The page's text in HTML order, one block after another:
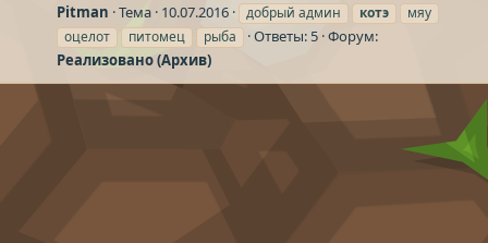
Pitman Тема 10.07.2016 добрый админ котэ
мяу
оцелот
питомец рыба Ответы: 5 Форум:
Реализовано (Архив)